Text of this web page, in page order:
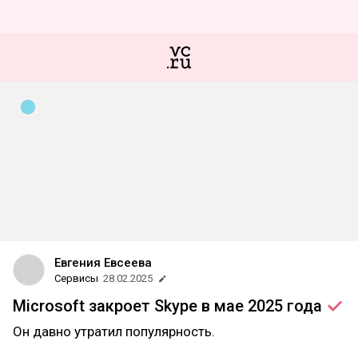
Евгения Евсеева
Сервисы 28.02.2025
Microsoft закроет Skype в мае 2025 года
Он давно утратил популярность.